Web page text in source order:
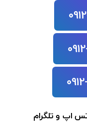
اپ و تلگرام